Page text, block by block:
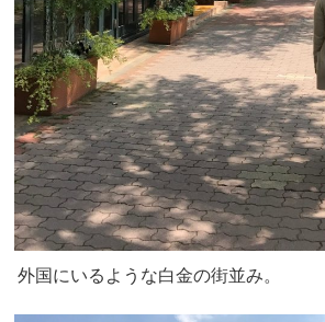
外国にいるような白金の街並み。